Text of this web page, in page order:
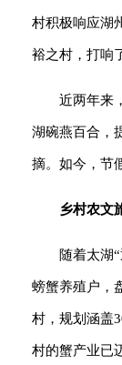
村积极响应湖
裕之村，打响
近两年来
湖碗燕百合，
摘。如今，节
乡村农文
随着太湖
螃蟹养殖户，
村，规划涵盖
村的蟹产业已